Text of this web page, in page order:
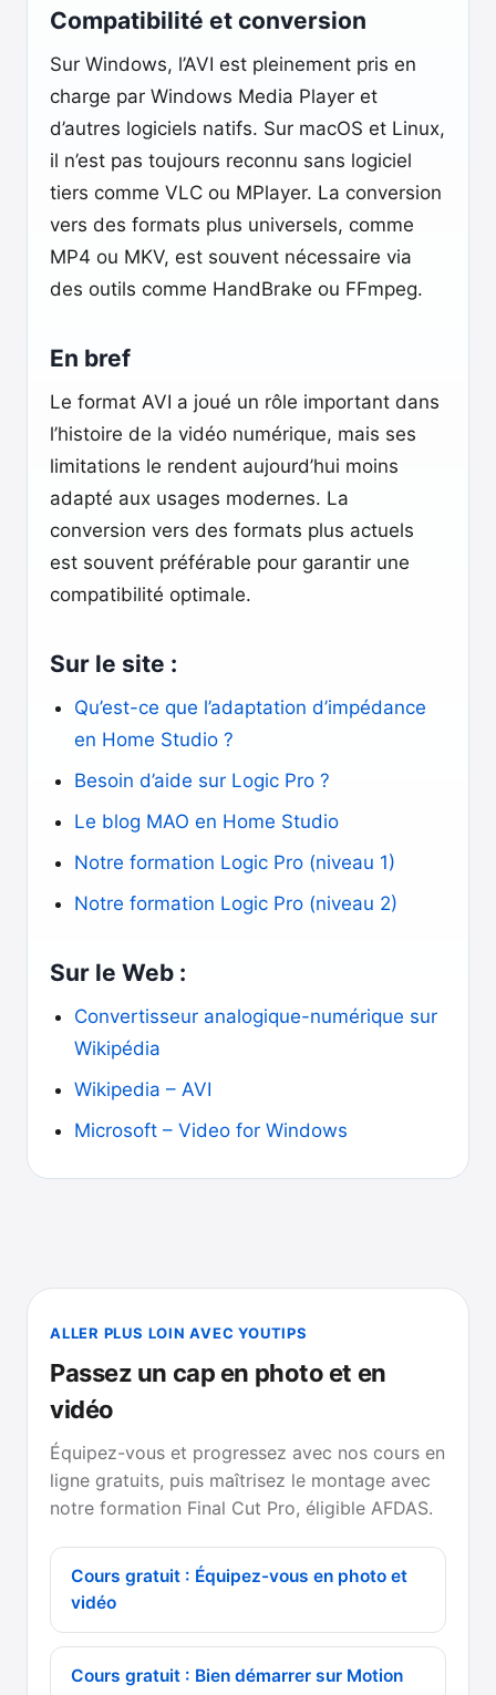
Compatibilité et conversion
Sur Windows, l’AVI est pleinement pris en
charge par Windows Media Player et
d’autres logiciels natifs. Sur macOS et Linux,
il n’est pas toujours reconnu sans logiciel
tiers comme VLC ou MPlayer. La conversion
vers des formats plus universels, comme
MP4 ou MKV, est souvent nécessaire via
des outils comme HandBrake ou FFmpeg.
En bref
Le format AVI a joué un rôle important dans
l’histoire de la vidéo numérique, mais ses
limitations le rendent aujourd’hui moins
adapté aux usages modernes. La
conversion vers des formats plus actuels
est souvent préférable pour garantir une
compatibilité optimale.
Sur le site :
Qu’est-ce que l’adaptation d’impédance
en Home Studio ?
Besoin d’aide sur Logic Pro ?
Le blog MAO en Home Studio
Notre formation Logic Pro (niveau 1)
Notre formation Logic Pro (niveau 2)
Sur le Web :
Convertisseur analogique-numérique sur
Wikipédia
Wikipedia – AVI
Microsoft – Video for Windows
ALLER PLUS LOIN AVEC YOUTIPS
Passez un cap en photo et en
vidéo
Équipez-vous et progressez avec nos cours en
ligne gratuits, puis maîtrisez le montage avec
notre formation Final Cut Pro, éligible AFDAS.
Cours gratuit : Équipez-vous en photo et
vidéo
Cours gratuit : Bien démarrer sur Motion